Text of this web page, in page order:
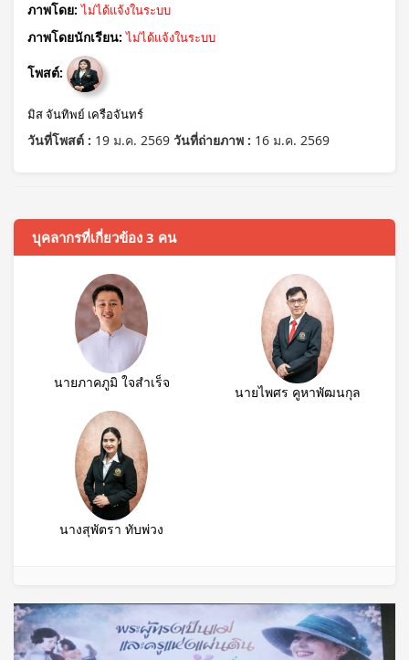
ภาพโดย: ไม่ได้แจ้งในระบบ
ภาพโดยนักเรียน: ไม่ได้แจ้งในระบบ
โพสต์:
มิส จันทิพย์ เครือจันทร์
วันที่โพสต์ : 19 ม.ค. 2569 วันที่ถ่ายภาพ : 16 ม.ค. 2569
บุคลากรที่เกี่ยวข้อง 3 คน
นายภาคภูมิ ใจสำเร็จ
นายไพศร คูหาพัฒนกุล
นางสุพัตรา ทับพ่วง